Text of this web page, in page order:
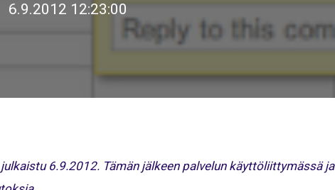
6.9.2012 12:23:00
6.9.2012. Tämän jälkeen palvelun käyttöliittymässä ja